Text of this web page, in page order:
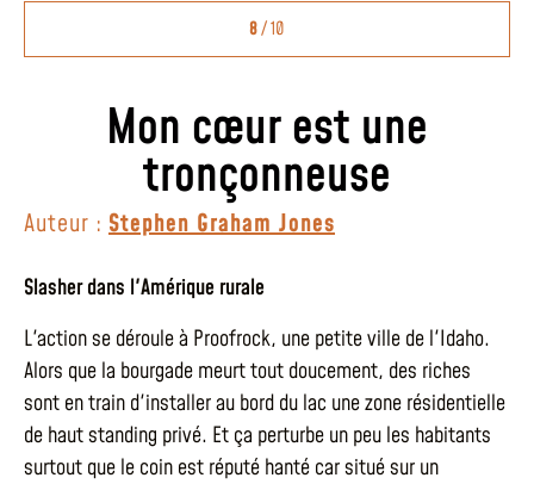
8/ 10
Mon cœur est une
tronçonneuse
Auteur : Stephen Graham Jones
Slasher dans l'Amérique rurale
L'action se déroule à Proofrock, une petite ville de l'Idaho.
Alors que la bourgade meurt tout doucement, des riches
sont en train d'installer au bord du lac une zone résidentielle
de haut standing privé. Et ça perturbe un peu les habitants
surtout que le coin est réputé hanté car situé sur un